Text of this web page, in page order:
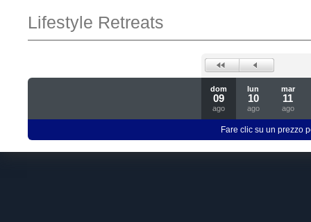
Lifestyle Retreats
dom
09
ago
lun
10
ago
mar
11
ago
Fare clic su un prezzo